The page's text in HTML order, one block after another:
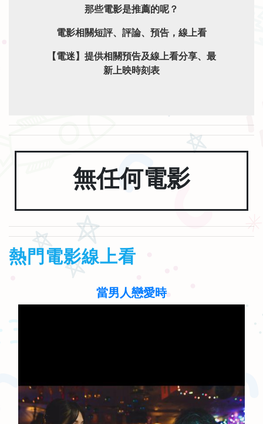
那些電影是推薦的呢？
電影相關短評、評論、預告，線上看
【電迷】提供相關預告及線上看分享、最
新上映時刻表
無任何電影
熱門電影線上看
當男人戀愛時